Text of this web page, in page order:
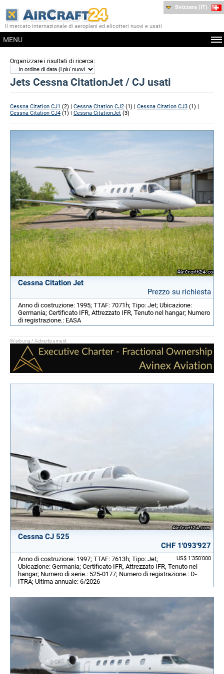
Il mercato internazionale di aeroplani ed elicotteri nuovi e usati
MENU
Svizzera (IT)
Organizzare i risultati di ricerca:
Jets Cessna CitationJet / CJ usati
Cessna Citation CJ1 (2) | Cessna Citation CJ2 (1) | Cessna Citation CJ3 (1) |
Cessna Citation CJ4 (1) | Cessna CitationJet (3)
Cessna Citation Jet
Prezzo su richiesta
Anno di costruzione: 1995; TTAF: 7071h; Tipo: Jet; Ubicazione:
Germania; Certificato IFR, Attrezzato IFR, Tenuto nel hangar; Numero
di registrazione.: EASA
Cessna CJ 525
CHF 1'093'927
US$ 1'350'000
Anno di costruzione: 1997; TTAF: 7613h; Tipo: Jet;
Ubicazione: Germania; Certificato IFR, Attrezzato IFR, Tenuto nel
hangar; Numero di serie.: 525-0177; Numero di registrazione.: D-
ITRA; Ultima annuale: 6/2026